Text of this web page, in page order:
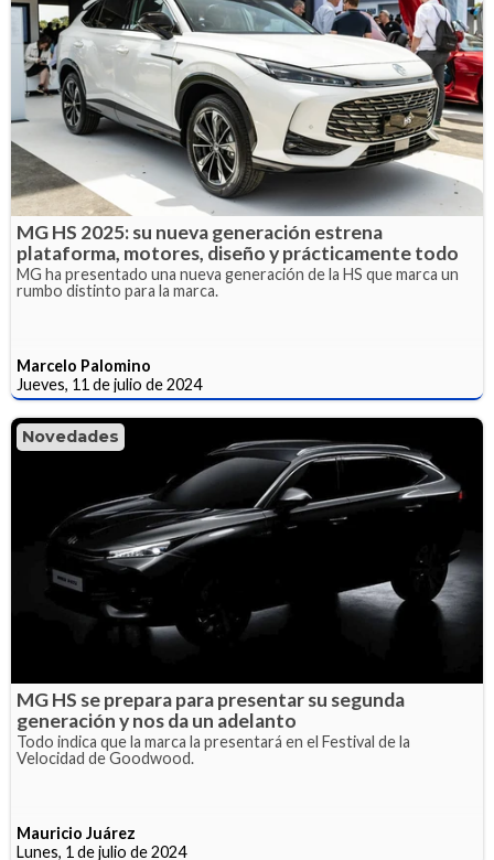
MG HS 2025: su nueva generación estrena
plataforma, motores, diseño y prácticamente todo
MG ha presentado una nueva generación de la HS que marca un
rumbo distinto para la marca.
Marcelo Palomino
Jueves, 11 de julio de 2024
Novedades
MG HS se prepara para presentar su segunda
generación y nos da un adelanto
Todo indica que la marca la presentará en el Festival de la
Velocidad de Goodwood.
Mauricio Juárez
Lunes, 1 de julio de 2024